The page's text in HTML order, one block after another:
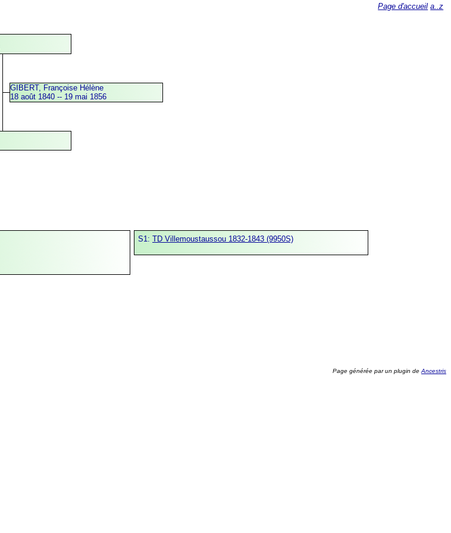
GIBERT, Françoise Hélène
18 août 1840 -- 19 mai 1856
S1: TD Villemoustaussou 1832-1843 (9950S)
Page d'accueil a..z
Page générée par un plugin deAncestris